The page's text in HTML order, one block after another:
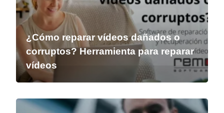
¿Cómo reparar vídeos dañados o
corruptos? Herramienta para reparar
vídeos